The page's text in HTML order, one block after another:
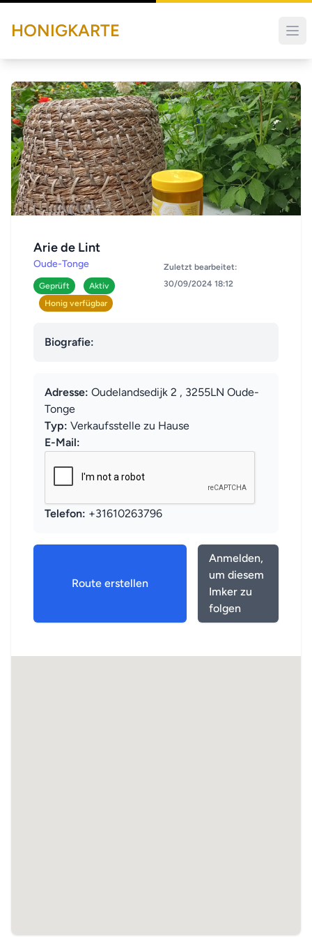
HONIGKARTE
Arie de Lint
Oude-Tonge
Geprüft
Aktiv
Honig verfügbar
Zuletzt bearbeitet:
30/09/2024 18:12
Biografie:
Adresse: Oudelandsedijk 2 , 3255LN Oude-
Tonge
Typ: Verkaufsstelle zu Hause
E-Mail:
Telefon: +31610263796
Route erstellen
Anmelden,
um diesem
Imker zu
folgen